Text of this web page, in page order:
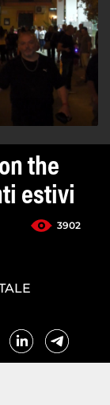
the
estivi
3902